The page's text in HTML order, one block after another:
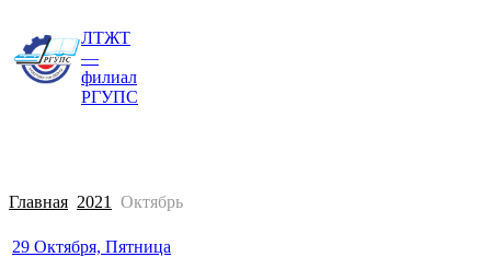
ЛТЖТ
—
филиал
РГУПС
Главная 2021 Октябрь
29 Октября, Пятница